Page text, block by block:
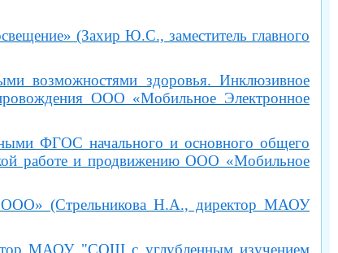
(Захир Ю.С., заместитель главного
возможностями здоровья. Инклюзивное
ООО «Мобильное Электронное
ФГОС начального и основного общего
работе и продвижению ООО «Мобильное
ООО» (Стрельникова Н.А., директор МАОУ
МАОУ "СОШ с углубленным изучением